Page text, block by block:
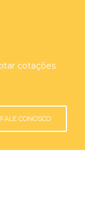
cotações
FALE CONOSCO